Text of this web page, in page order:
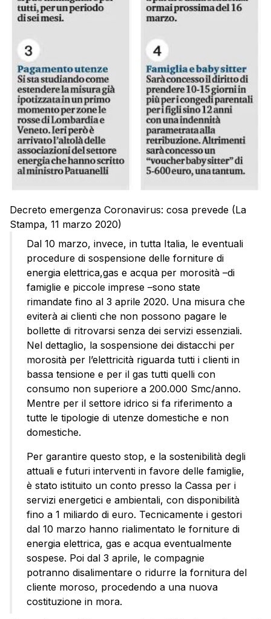
Decreto emergenza Coronavirus: cosa prevede (La
Stampa, 11 marzo 2020)
Dal 10 marzo, invece, in tutta Italia, le eventuali
procedure di sospensione delle forniture di
energia elettrica,gas e acqua per morosità –di
famiglie e piccole imprese –sono state
rimandate fino al 3 aprile 2020. Una misura che
eviterà ai clienti che non possono pagare le
bollette di ritrovarsi senza dei servizi essenziali.
Nel dettaglio, la sospensione dei distacchi per
morosità per l’elettricità riguarda tutti i clienti in
bassa tensione e per il gas tutti quelli con
consumo non superiore a 200.000 Smc/anno.
Mentre per il settore idrico si fa riferimento a
tutte le tipologie di utenze domestiche e non
domestiche.
Per garantire questo stop, e la sostenibilità degli
attuali e futuri interventi in favore delle famiglie,
è stato istituito un conto presso la Cassa per i
servizi energetici e ambientali, con disponibilità
fino a 1 miliardo di euro. Tecnicamente i gestori
dal 10 marzo hanno rialimentato le forniture di
energia elettrica, gas e acqua eventualmente
sospese. Poi dal 3 aprile, le compagnie
potranno disalimentare o ridurre la fornitura del
cliente moroso, procedendo a una nuova
costituzione in mora.